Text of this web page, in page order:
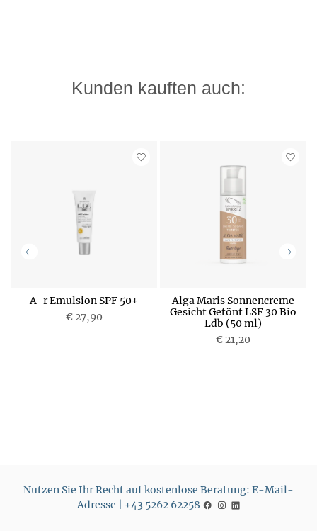
Kunden kauften auch:
A-r Emulsion SPF 50+
€ 27,90
Alga Maris Sonnencreme
Gesicht Getönt LSF 30 Bio
Ldb (50 ml)
€ 21,20
Nutzen Sie Ihr Recht auf kostenlose Beratung: E-Mail-
Adresse | +43 5262 62258